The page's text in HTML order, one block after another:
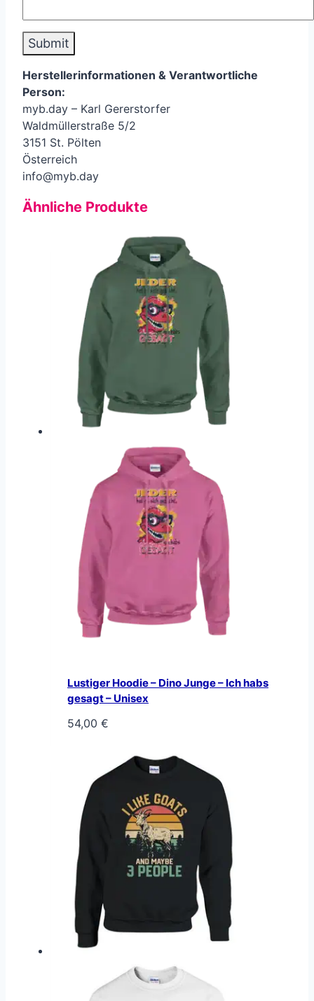
Herstellerinformationen & Verantwortliche
Person:
myb.day – Karl Gererstorfer
Waldmüllerstraße 5/2
3151 St. Pölten
Österreich
info@myb.day
Ähnliche Produkte
Lustiger Hoodie – Dino Junge – Ich habs
gesagt – Unisex
54,00 €